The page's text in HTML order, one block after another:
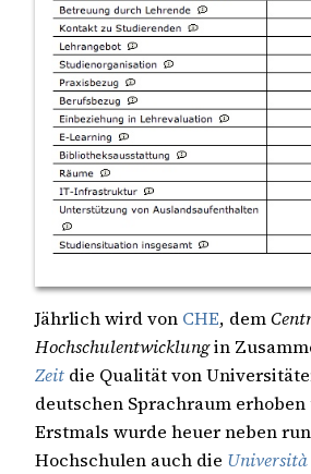
Jährlich wird von CHE, dem
Hochschulentwicklungin
Zeit die Qualität von
deutschen Sprachraum
Erstmals wurde heuer neben
Hochschulen auch die